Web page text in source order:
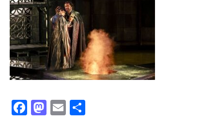
Facebook
Mastodon
Email